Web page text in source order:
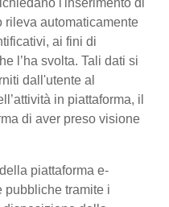
l'inserimento di
rileva automaticamente
ai fini di
l’ha svolta. Tali dati si
dall'utente al
in piattaforma, il
di aver preso visione
piattaforma e-
pubbliche tramite i